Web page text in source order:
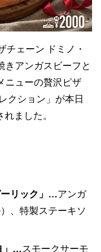
チェーン ドミノ・
きアンガスビーフと
ニューの贅沢ピザ
クション」が本日
ました。
ーリック」…アンガ
、特製ステーキソ
」…スモークサーモ